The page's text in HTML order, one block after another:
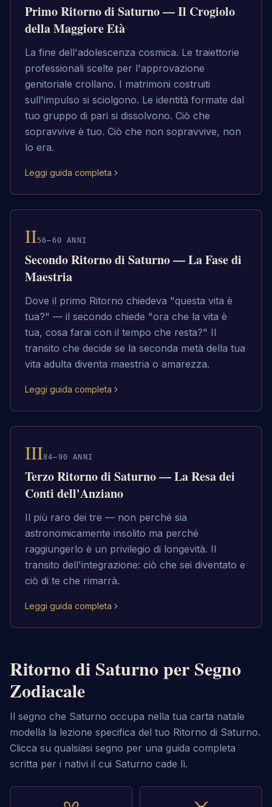
Primo Ritorno di Saturno — Il Crogiolo
della Maggiore Età
La fine dell'adolescenza cosmica. Le traiettorie
professionali scelte per l'approvazione
genitoriale crollano. I matrimoni costruiti
sull'impulso si sciolgono. Le identità formate dal
tuo gruppo di pari si dissolvono. Ciò che
sopravvive è tuo. Ciò che non sopravvive, non
lo era.
Leggi guida completa
II56–60 ANNI
Secondo Ritorno di Saturno — La Fase di
Maestria
Dove il primo Ritorno chiedeva "questa vita è
tua?" — il secondo chiede "ora che la vita è
tua, cosa farai con il tempo che resta?" Il
transito che decide se la seconda metà della tua
vita adulta diventa maestria o amarezza.
Leggi guida completa
III84–90 ANNI
Terzo Ritorno di Saturno — La Resa dei
Conti dell'Anziano
Il più raro dei tre — non perché sia
astronomicamente insolito ma perché
raggiungerlo è un privilegio di longevità. Il
transito dell'integrazione: ciò che sei diventato e
ciò di te che rimarrà.
Leggi guida completa
Ritorno di Saturno per Segno
Zodiacale
Il segno che Saturno occupa nella tua carta natale
modella la lezione specifica del tuo Ritorno di Saturno.
Clicca su qualsiasi segno per una guida completa
scritta per i nativi il cui Saturno cade lì.